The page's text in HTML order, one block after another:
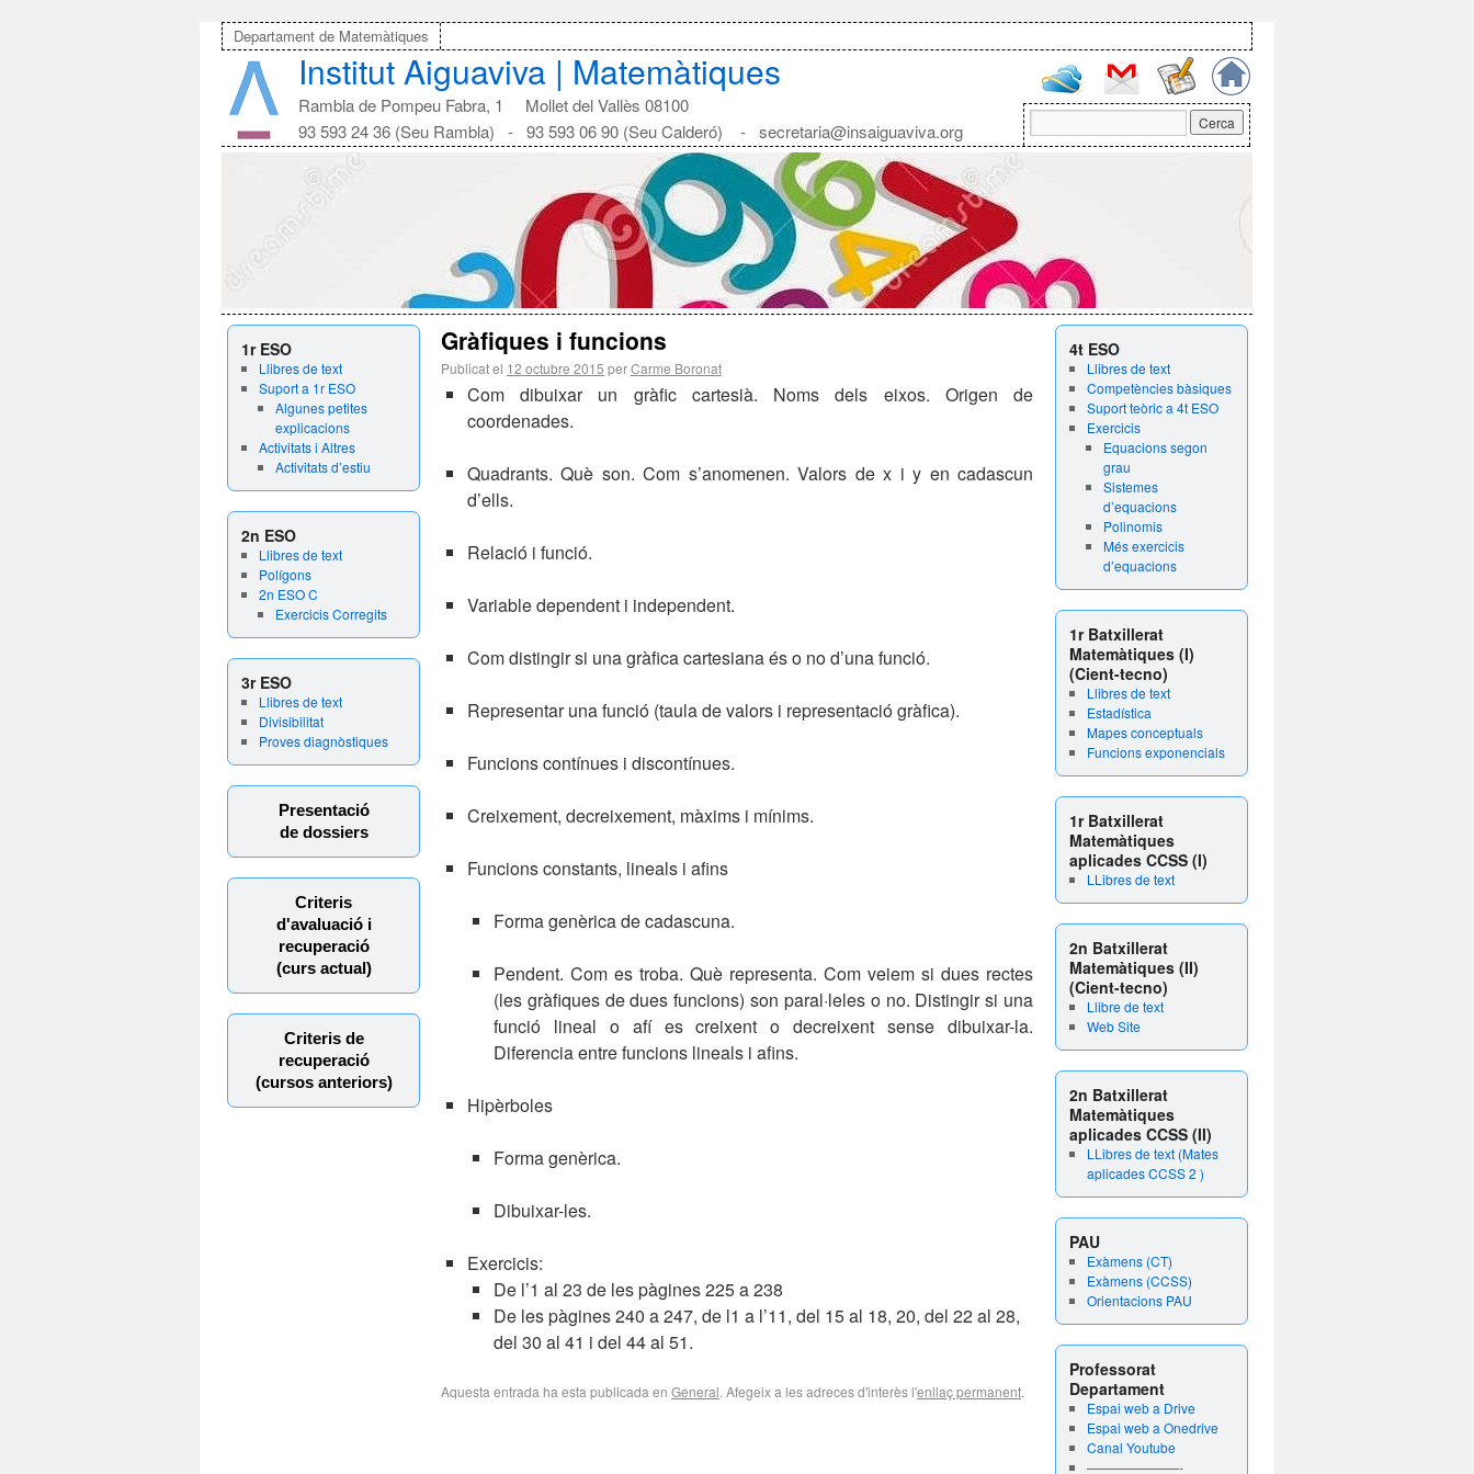
Departament de Matemàtiques
Institut Aiguaviva | Matemàtiques
Rambla de Pompeu Fabra, 1 Mollet del Vallès 08100
93 593 24 36 (Seu Rambla) - 93 593 06 90 (Seu Calderó) - secretaria@insaiguaviva.org
1r ESO
Llibres de text
Suport a 1r ESO
Algunes petites
explicacions
Activitats i Altres
Activitats d’estiu
2n ESO
Llibres de text
Polígons
2n ESO C
Exercicis Corregits
3r ESO
Llibres de text
Divisibilitat
Proves diagnòstiques
Presentació
de dossiers
Criteris
d'avaluació i
recuperació
(curs actual)
Criteris de
recuperació
(cursos anteriors)
4t ESO
Llibres de text
Competències bàsiques
Suport teòric a 4t ESO
Exercicis
Equacions segon
grau
Sistemes
d’equacions
Polinomis
Més exercicis
d’equacions
1r Batxillerat
Matemàtiques (I)
(Cient-tecno)
Llibres de text
Estadística
Mapes conceptuals
Funcions exponencials
1r Batxillerat
Matemàtiques
aplicades CCSS (I)
LLibres de text
2n Batxillerat
Matemàtiques (II)
(Cient-tecno)
Llibre de text
Web Site
2n Batxillerat
Matemàtiques
aplicades CCSS (II)
LLibres de text (Mates
aplicades CCSS 2 )
PAU
Exàmens (CT)
Exàmens (CCSS)
Orientacions PAU
Professorat
Departament
Espai web a Drive
Espai web a Onedrive
Canal Youtube
———————-
Gràfiques i funcions
Publicat el 12 octubre 2015 perCarme Boronat
Com dibuixar un gràfic cartesià. Noms dels eixos. Origen de
coordenades.
Quadrants. Què son. Com s’anomenen. Valors de x i y en cadascun
d’ells.
Relació i funció.
Variable dependent i independent.
Com distingir si una gràfica cartesiana és o no d’una funció.
Representar una funció (taula de valors i representació gràfica).
Funcions contínues i discontínues.
Creixement, decreixement, màxims i mínims.
Funcions constants, lineals i afins
Forma genèrica de cadascuna.
Pendent. Com es troba. Què representa. Com veiem si dues rectes
(les gràfiques de dues funcions) son paral·leles o no. Distingir si una
funció lineal o afí es creixent o decreixent sense dibuixar-la.
Diferencia entre funcions lineals i afins.
Hipèrboles
Forma genèrica.
Dibuixar-les.
Exercicis:
De l’1 al 23 de les pàgines 225 a 238
De les pàgines 240 a 247, de l1 a l’11, del 15 al 18, 20, del 22 al 28,
del 30 al 41 i del 44 al 51.
Aquesta entrada ha esta publicada en General. Afegeix a les adreces d'interès l'enllaç permanent.